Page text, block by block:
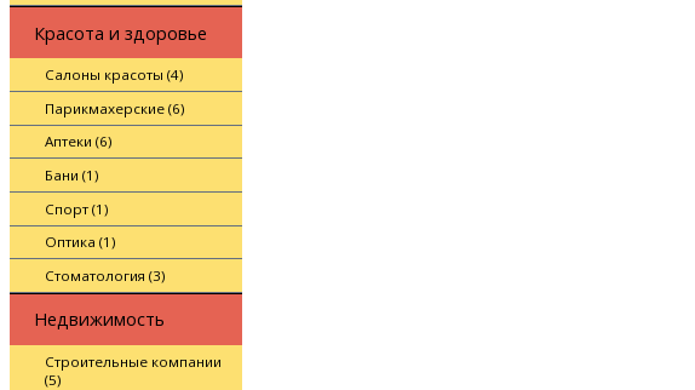
Красота и здоровье
Салоны красоты (4)
Парикмахерские (6)
Аптеки (6)
Бани (1)
Спорт (1)
Оптика (1)
Стоматология (3)
Недвижимость
Строительные компании
(5)